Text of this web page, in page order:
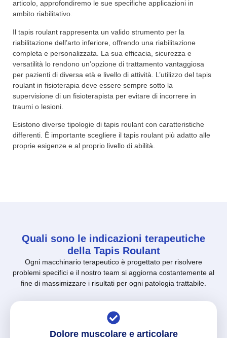
articolo, approfondiremo le sue specifiche applicazioni in
ambito riabilitativo.
Il tapis roulant rappresenta un valido strumento per la
riabilitazione dell’arto inferiore, offrendo una riabilitazione
completa e personalizzata. La sua efficacia, sicurezza e
versatilità lo rendono un’opzione di trattamento vantaggiosa
per pazienti di diversa età e livello di attività. L’utilizzo del tapis
roulant in fisioterapia deve essere sempre sotto la
supervisione di un fisioterapista per evitare di incorrere in
traumi o lesioni.
Esistono diverse tipologie di tapis roulant con caratteristiche
differenti. È importante scegliere il tapis roulant più adatto alle
proprie esigenze e al proprio livello di abilità.
Quali sono le indicazioni terapeutiche
della Tapis Roulant
Ogni macchinario terapeutico è progettato per risolvere
problemi specifici e il nostro team si aggiorna costantemente al
fine di massimizzare i risultati per ogni patologia trattabile.
Dolore muscolare e articolare